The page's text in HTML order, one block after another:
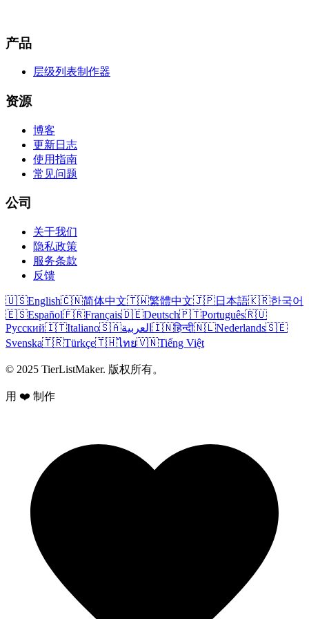
产品
层级列表制作器
资源
博客
更新日志
使用指南
常见问题
公司
关于我们
隐私政策
服务条款
反馈
🇺🇸English🇨🇳简体中文🇹🇼繁體中文🇯🇵日本語🇰🇷한국어
🇪🇸Español🇫🇷Français🇩🇪Deutsch🇵🇹Português🇷🇺
Русский🇮🇹Italiano🇸🇦العربية 🇮🇳हिन्दी🇳🇱Nederlands🇸🇪
Svenska🇹🇷Türkçe🇹🇭ไทย🇻🇳Tiếng Việt
© 2025 TierListMaker. 版权所有。
用 ❤️ 制作